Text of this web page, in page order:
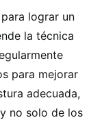
lograr un
la técnica
para mejorar
adecuada,
no solo de los